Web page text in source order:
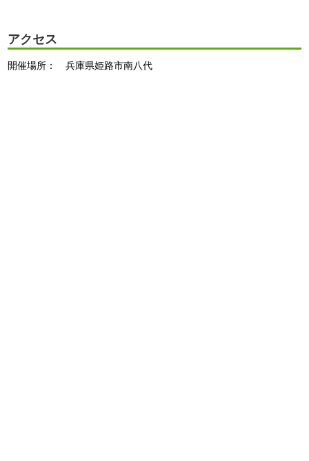
アクセス
開催場所： 兵庫県姫路市南八代